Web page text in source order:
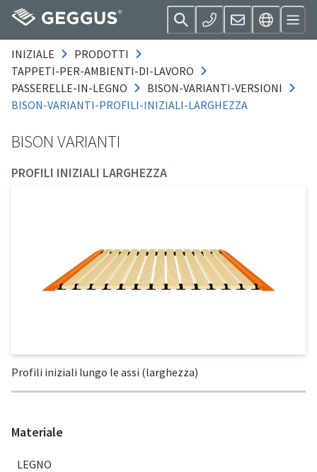
INIZIALE
PRODOTTI
TAPPETI-PER-AMBIENTI-DI-LAVORO
PASSERELLE-IN-LEGNO
BISON-VARIANTI-VERSIONI
BISON-VARIANTI-PROFILI-INIZIALI-LARGHEZZA
BISON VARIANTI
PROFILI INIZIALI LARGHEZZA
Profili iniziali lungo le assi (larghezza)
Materiale
LEGNO